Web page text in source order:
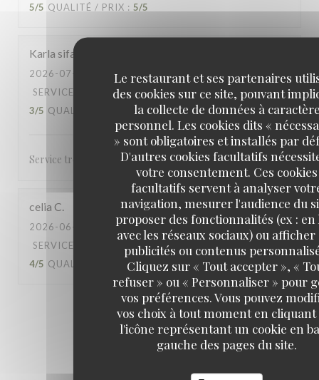
Le restaurant et ses partenaires
des cookies sur ce site, pouvant
la collecte de données à
personnel. Les cookies dits «
» sont obligatoires et installés par
D'autres cookies facultatifs
votre consentement. Ces cookies
facultatifs servent à analyser
navigation, mesurer l'audience du
proposer des fonctionnalités (ex : en
avec les réseaux sociaux) ou afficher
publicités ou contenus
Cliquez sur « Tout accepter », «
refuser » ou « Personnaliser » pour
vos préférences. Vous pouvez
vos choix à tout moment en
l'icône représentant un cookie en
gauche des pages du site.
5/5 QUALITÉ / PRIX : 5/5
Karla sifa
2026-07-04
- 22:30 - COUVERTS 7
SERVICE
AMBIANCE: 5/5 CUISINE:
3/5 QUALITÉ / PRIX 4/5
Service très accueillant et rapide
celia C
2026-06-27
- 20:30 - COUVERTS 5
SERVICE
AMBIANCE : 4 CUISINE
4/5 QUALITÉ / PRIX : 4/5
2